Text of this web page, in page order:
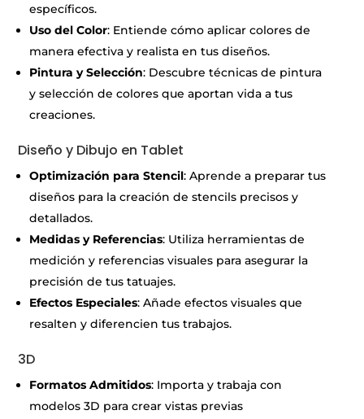
específicos.
Uso del Color: Entiende cómo aplicar colores de
manera efectiva y realista en tus diseños.
Pintura y Selección: Descubre técnicas de pintura
y selección de colores que aportan vida a tus
creaciones.
Diseño y Dibujo en Tablet
Optimización para Stencil: Aprende a preparar tus
diseños para la creación de stencils precisos y
detallados.
Medidas y Referencias: Utiliza herramientas de
medición y referencias visuales para asegurar la
precisión de tus tatuajes.
Efectos Especiales: Añade efectos visuales que
resalten y diferencien tus trabajos.
3D
Formatos Admitidos: Importa y trabaja con
modelos 3D para crear vistas previas